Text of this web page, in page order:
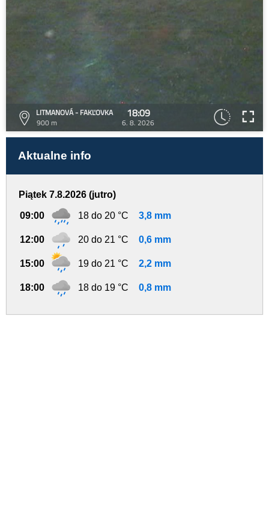
LITMANOVÁ - FAKĽOVKA
900 m
18:09
6. 8. 2026
Aktualne info
Piątek 7.8.2026 (jutro)
09:00 18 do 20 °C 3,8 mm
12:00 20 do 21 °C 0,6 mm
15:00 19 do 21 °C 2,2 mm
18:00 18 do 19 °C 0,8 mm